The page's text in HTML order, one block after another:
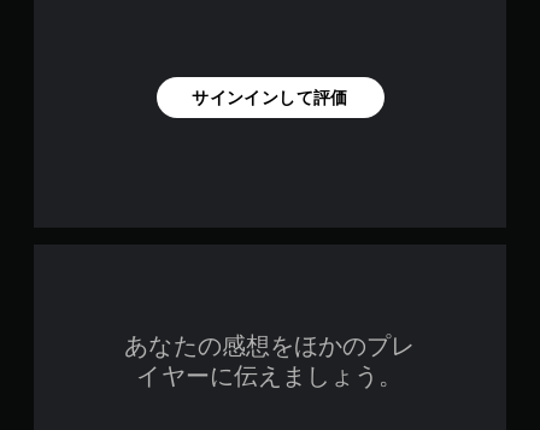
サインインして評価
あなたの感想をほかのプレ
イヤーに伝えましょう。